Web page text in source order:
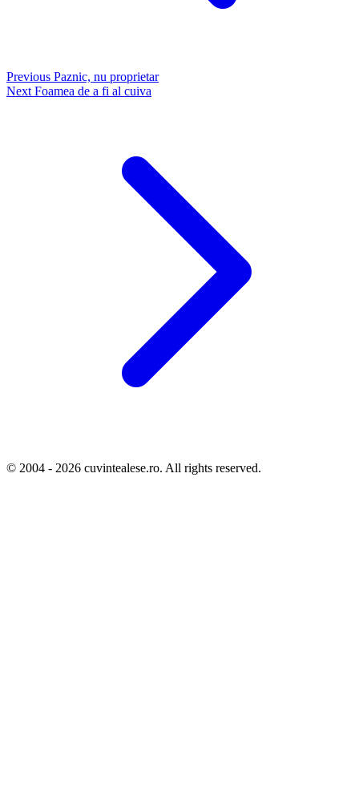
Previous Paznic, nu proprietar
Next Foamea de a fi al cuiva
© 2004 - 2026 cuvintealese.ro. All rights reserved.